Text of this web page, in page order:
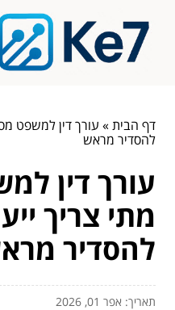
דף הבית» עורך דין למשפט
להסדיר מראש
עורך דין
מתי צריך
להסדיר
תאריך: אפר 01, 2026